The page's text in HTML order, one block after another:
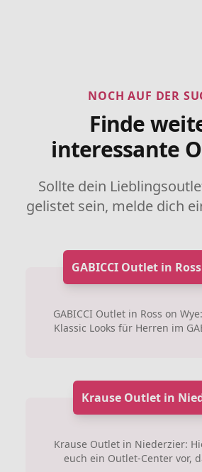
NOCH AUF DER
Finde
interessante
Sollte dein
gelistet sein, melde dich
GABICCI Outlet in
GABICCI Outlet in Ross on
Klassic Looks für Herren im
Krause Outlet in
Krause Outlet in Niederzier:
euch ein Outlet-Center vor,